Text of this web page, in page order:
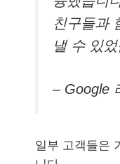
친구들과
낼 수 있
– Google
일부 고객들은